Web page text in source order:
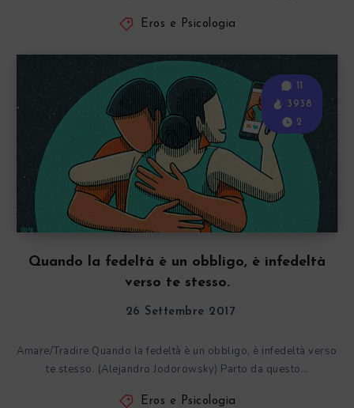
Eros e Psicologia
Quando la fedeltà è un obbligo, è infedeltà
verso te stesso.
11
3938
2
26 Settembre 2017
Amare/Tradire Quando la fedeltà è un obbligo, è infedeltà verso
te stesso. (Alejandro Jodorowsky) Parto da questo…
Eros e Psicologia